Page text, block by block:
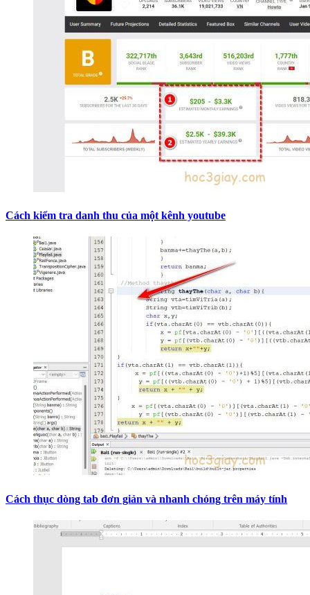
Cách kiểm tra danh thu của một kênh youtube
Cách thục dòng tab đơn giản và nhanh chóng trên máy tính